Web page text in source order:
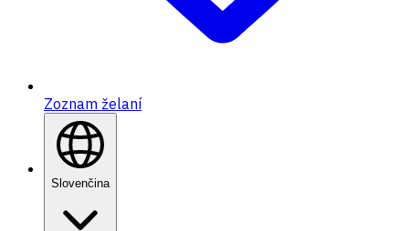
Zoznam želaní
Slovenčina